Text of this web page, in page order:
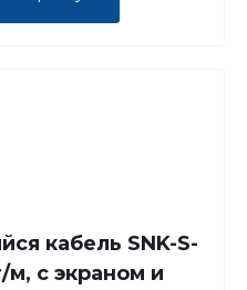
кабель SNK-S-
м, с экраном и